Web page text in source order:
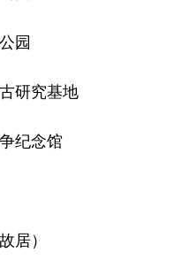
园
研究基地
纪念馆
）